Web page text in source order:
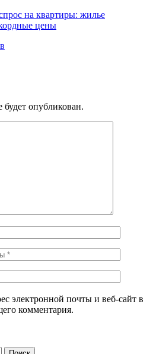
на квартиры: жилье
цены
опубликован.
электронной почты и веб-сайт в
комментария.